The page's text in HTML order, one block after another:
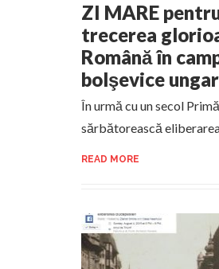
ZI MARE
trecerea
Română în
bolşevice
În urmă cu un secol
sărbătorească
READ MORE